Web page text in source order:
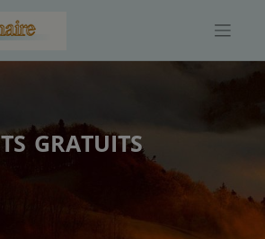
gratuits